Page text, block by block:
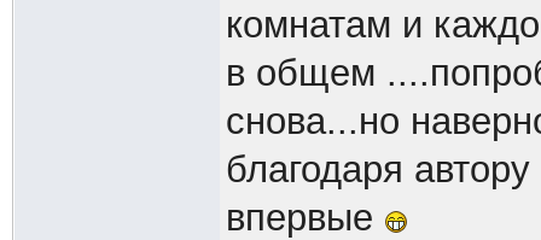
комнатам и
в общем
снова...но
благодаря
впервые